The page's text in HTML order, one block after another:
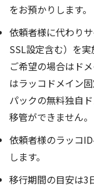
をお預かりします。
依頼者様に代わり
SSL設定含む）を実
ご希望の場合はド
はラッコドメイン
パックの無料独自
移管ができません。
依頼者様のラッコID
します。
移行期間の目安は3